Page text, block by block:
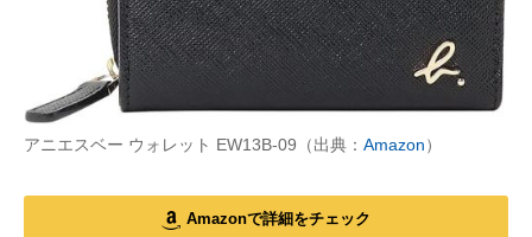
アニエスベー ウォレット EW13B-09（出典： Amazon）
Amazonで詳細をチェック